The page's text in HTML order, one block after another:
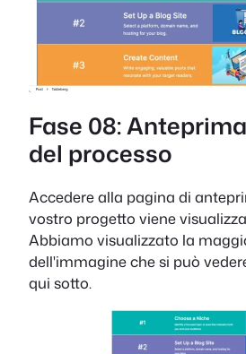
Fase 08:
del processo
Accedere alla pagina di
vostro progetto viene
Abbiamo visualizzato la
dell'immagine che si può
qui sotto.